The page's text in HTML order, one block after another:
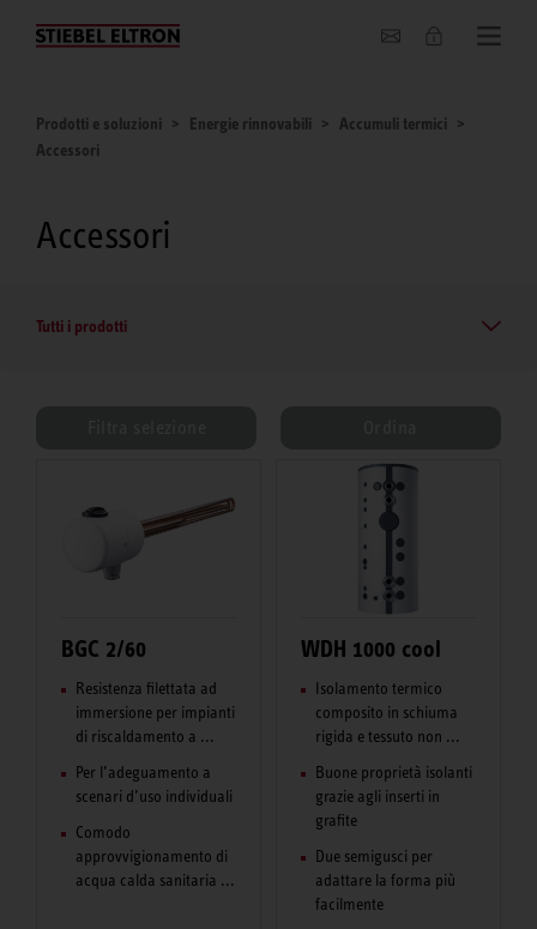
Chi siamo
Prodotti e soluzioni Energie rinnovabili
Accumuli termici
Accessori
Accessori
Tutti i prodotti
BGC 2/60
Resistenza filettata ad
immersione per impianti
di riscaldamento a ...
Per l’adeguamento a
scenari d’uso individuali
Comodo
approvvigionamento di
acqua calda sanitaria ...
WDH 1000 cool
Isolamento termico
composito in schiuma
rigida e tessuto non ...
Buone proprietà isolanti
grazie agli inserti in
grafite
Due semigusci per
adattare la forma più
facilmente